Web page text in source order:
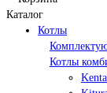
Каталог
Котлы
Котлы